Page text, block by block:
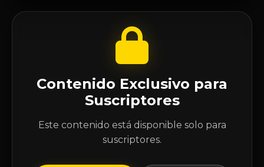
Contenido Exclusivo para
Suscriptores
Este contenido está disponible solo para
suscriptores.